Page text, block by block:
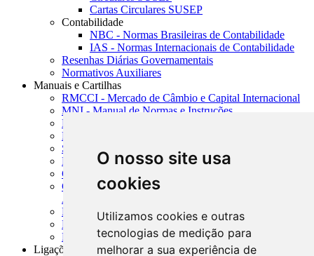
O nosso site usa
cookies
Utilizamos cookies e outras
tecnologias de medição para
melhorar a sua experiência de
Cartas Circulares SUSEP
Contabilidade
NBC - Normas Brasileiras de Contabilidade
IAS - Normas Internacionais de Contabilidade
Resenhas Diárias Governamentais
Normativos Auxiliares
Manuais e Cartilhas
RMCCI - Mercado de Câmbio e Capital Internacional
MNI - Manual de Normas e Instruções
MTVM - Manual de Títulos e Valores Mobiliários
MCR - Manual de Crédito Rural
SISORF - Manual de Organização do SFN
MASUP - Manual de Supervisão Bancária
CADOC - Catálogo de Documentos
CNAE-CONCLA - Classificação Nacional de
Atividades Econômicas
PMF - Cartilhas do BCB
Manuais Auxiliares do BCB e Cosif-e
Resenhas Diárias Governamentais
Ligações Externas